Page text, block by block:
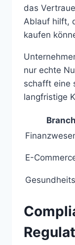
das
Ablauf hilft,
kaufen
nur echte
schafft eine
langfristige
E-